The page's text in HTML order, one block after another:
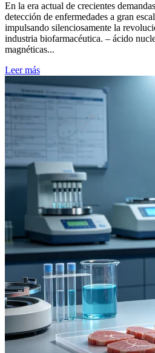
En la era actual de crecientes
detección de enfermedades a gran
impulsando silenciosamente la
industria biofarmacéutica. – ácido
magnéticas...
Leer más